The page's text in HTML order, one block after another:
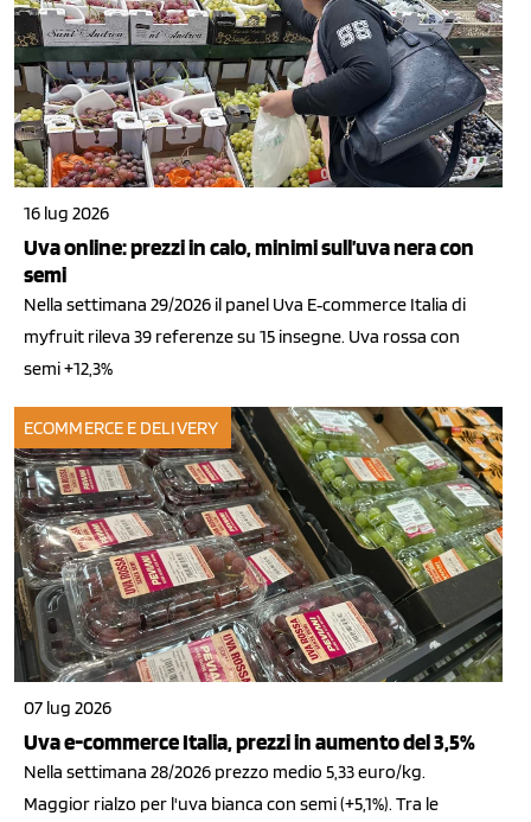
16 lug 2026
Uva online: prezzi in calo, minimi sull’uva nera con
semi
Nella settimana 29/2026 il panel Uva E‑commerce Italia di
myfruit rileva 39 referenze su 15 insegne. Uva rossa con
semi +12,3%
ECOMMERCE E DELIVERY
07 lug 2026
Uva e-commerce Italia, prezzi in aumento del 3,5%
Nella settimana 28/2026 prezzo medio 5,33 euro/kg.
Maggior rialzo per l'uva bianca con semi (+5,1%). Tra le